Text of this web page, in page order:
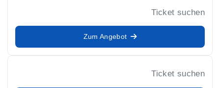
Ticket suchen
Zum Angebot
Ticket suchen